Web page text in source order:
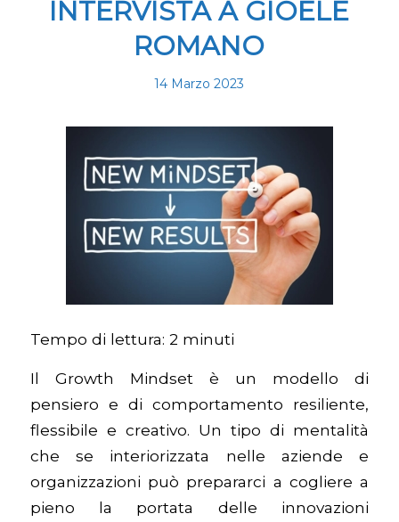
INTERVISTA A GIOELE
ROMANO
14 Marzo 2023
Tempo di lettura: 2 minuti
Il Growth Mindset è un modello di
pensiero e di comportamento resiliente,
flessibile e creativo. Un tipo di mentalità
che se interiorizzata nelle aziende e
organizzazioni può prepararci a cogliere a
pieno la portata delle innovazioni